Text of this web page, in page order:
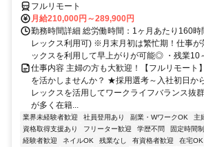
フルリモート
月給210,000円～289,900円
勤務時間詳細 総労働時間：1ヶ月あたり160時
レックス利用可) ※月末月初は繁忙期！仕事が
ックスを利用して早上がりが可能◎ ・残業
仕事内容 主婦の方も大歓迎！【フルリモート
を活かしませんか？ ★採用選考～入社初日か
レックスを活用してワークライフバランス
が多く在籍...
業界未経験者歓迎 社員登用あり 副業・WワークOK
主
資格取得支援あり
フリーター歓迎 学歴不問 固定時間制
経験者歓迎
ネイルOK 残業なし 有資格者歓迎 在宅OK